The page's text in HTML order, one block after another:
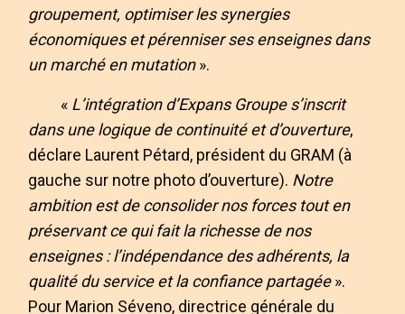
groupement, optimiser les synergies
économiques et pérenniser ses enseignes dans
un marché en mutation».
« L’intégration d’Expans Groupe s’inscrit
dans une logique de continuité et d’ouverture,
déclare Laurent Pétard, président du GRAM (à
gauche sur notre photo d’ouverture). Notre
ambition est de consolider nos forces tout en
préservant ce qui fait la richesse de nos
enseignes : l’indépendance des adhérents, la
qualité du service et la confiance partagée».
Pour Marion Séveno, directrice générale du